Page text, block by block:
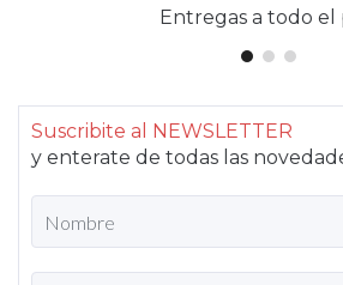
Entregas a todo el
Suscribite al NEWSLETTER
y enterate de todas las